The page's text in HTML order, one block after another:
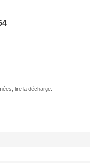
lire la décharge.